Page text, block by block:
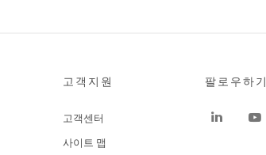
고객지원
고객센터
사이트 맵
팔로우하기